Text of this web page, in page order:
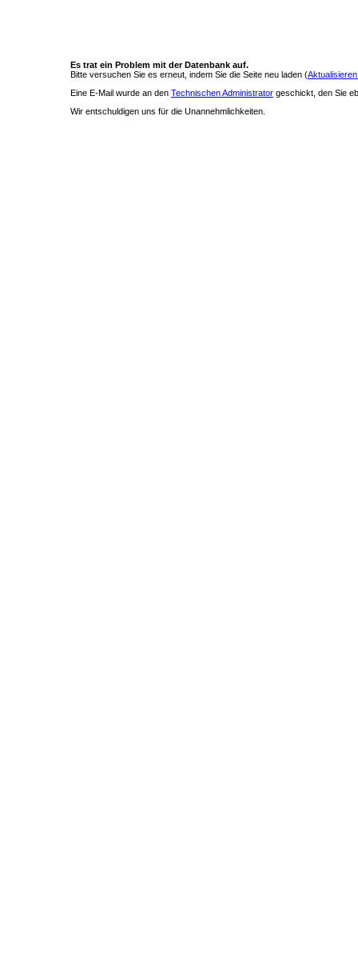
Es trat ein Problem mit der Datenbank auf.
Bitte versuchen Sie es erneut, indem Sie die Seite neu laden (
Eine E-Mail wurde an den Technischen Administrator geschickt, den Sie
Wir entschuldigen uns für die Unannehmlichkeiten.